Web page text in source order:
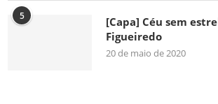
5
[Capa] Céu sem
Figueiredo
20 de maio de 2020